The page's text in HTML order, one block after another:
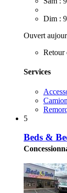
Dim :
Ouvert
Retour
Services
5
Beds &